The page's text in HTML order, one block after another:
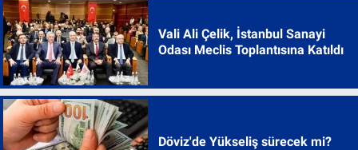
Vali Ali Çelik, İstanbul Sanayi
Odası Meclis Toplantısına Katıldı
Döviz'de Yükseliş sürecek mi?